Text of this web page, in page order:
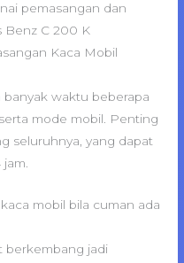
pemasangan dan
Benz C 200 K
Kaca Mobil
banyak waktu beberapa
mode mobil. Penting
seluruhnya, yang dapat
mobil bila cuman ada
berkembang jadi